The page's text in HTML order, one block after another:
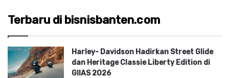
Terbaru di bisnisbanten.com
Harley- Davidson Hadirkan Street Glide
dan Heritage Classie Liberty Edition di
GIIAS 2026